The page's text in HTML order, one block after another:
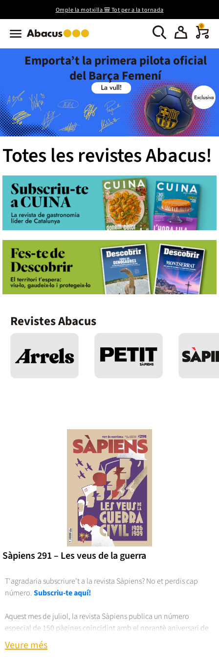
Omple la motxilla 🎒 Tot per a la tornada
0
Emporta’t la primera pilota oficial
del Barça Femení
Totes les revistes Abacus!
Revistes Abacus
Sàpiens 291 – Les veus de la guerra
T'agradaria subscriure't a la revista Sàpiens? No et perdis cap
número.Subscriu-te aquí!
Aquest mes de juliol, la revista Sàpiens publica un número
especial de 150 pàgines coincidint amb el norantè aniversari de
l’esclat de la Guerra Civil. L’edició proposa una mirada centrada en
la dimensió humana de la guerra, que va marcar profundament la
Veure més